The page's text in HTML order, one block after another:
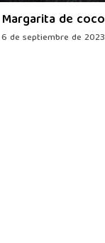
Margarita de coco
6 de septiembre de 2023